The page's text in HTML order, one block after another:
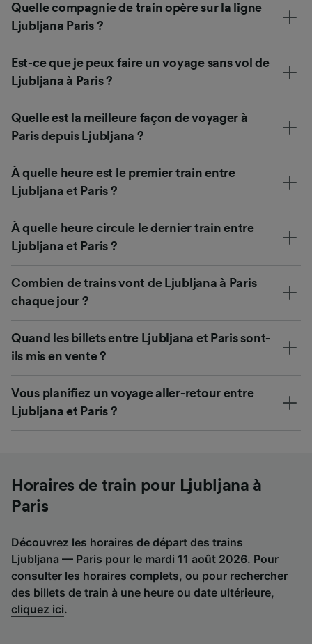
Quelle compagnie de train opère sur la ligne
Ljubljana Paris ?
Est-ce que je peux faire un voyage sans vol de
Ljubljana à Paris ?
Quelle est la meilleure façon de voyager à
Paris depuis Ljubljana ?
À quelle heure est le premier train entre
Ljubljana et Paris ?
À quelle heure circule le dernier train entre
Ljubljana et Paris ?
Combien de trains vont de Ljubljana à Paris
chaque jour ?
Quand les billets entre Ljubljana et Paris sont-
ils mis en vente ?
Vous planifiez un voyage aller-retour entre
Ljubljana et Paris ?
Horaires de train pour Ljubljana à
Paris
Découvrez les horaires de départ des trains
Ljubljana — Paris pour le mardi 11 août 2026. Pour
consulter les horaires complets, ou pour rechercher
des billets de train à une heure ou date ultérieure,
cliquez ici.